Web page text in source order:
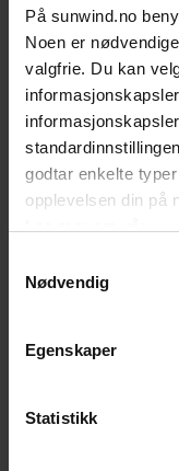
På sunwind.no
Noen er
valgfrie. Du kan
godtar enkelte
opplevelsen din på
Nødvendig
Egenskaper
Statistikk
Köp fler få 15%